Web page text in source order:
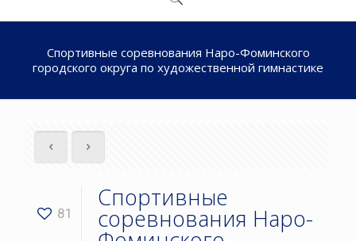
Спортивные соревнования Наро-Фоминского
городского округа по художественной гимнастике
81
Спортивные
соревнования Наро-